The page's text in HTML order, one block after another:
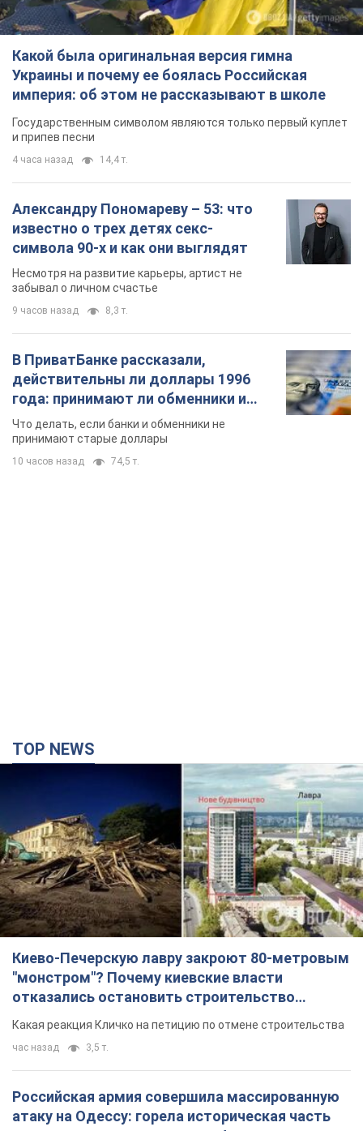
Какой была оригинальная версия гимна
Украины и почему ее боялась Российская
империя: об этом не рассказывают в школе
Государственным символом являются только первый куплет
и припев песни
4 часа назад 14,4 т.
Александру Пономареву – 53: что
известно о трех детях секс-
символа 90-х и как они выглядят
Несмотря на развитие карьеры, артист не
забывал о личном счастье
9 часов назад 8,3 т.
В ПриватБанке рассказали,
действительны ли доллары 1996
года: принимают ли обменники и
банки такие купюры
Что делать, если банки и обменники не
принимают старые доллары
10 часов назад 74,5 т.
TOP NEWS
Киево-Печерскую лавру закроют 80-метровым
"монстром"? Почему киевские власти
отказались остановить строительство
небоскреба "московского верующего"
Какая реакция Кличко на петицию по отмене строительства
час назад 3,5 т.
Российская армия совершила массированную
атаку на Одессу: горела историческая часть